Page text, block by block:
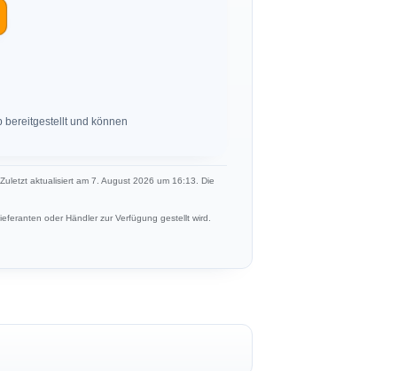
bereitgestellt und können
aktualisiert am 7. August 2026 um 16:13. Die
oder Händler zur Verfügung gestellt wird.